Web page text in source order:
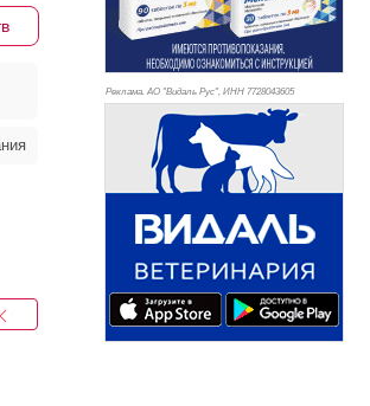
Реклама. АО "Видаль Рус", ИНН 7728043605